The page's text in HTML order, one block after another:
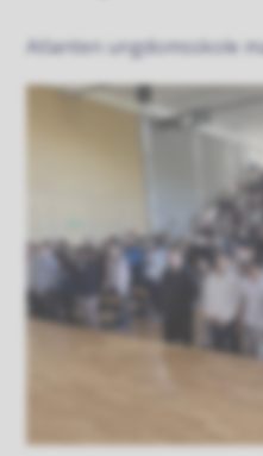
Atlanten ungdomsskole